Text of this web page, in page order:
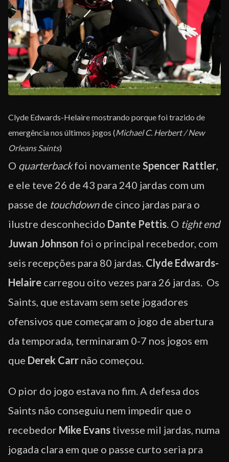
Clyde Edwards-Helaire mostrando porque foi trazido de
emergência nos últimos jogos (Michael C. Herbert / New
Orleans Saints)
O quarterbackfoi novamente Spencer Rattler,
e ele teve 26 de 43 para 240 jardas com um
passe de touchdownde cinco jardas para o
ilustre desconhecido Dante Pettis. O tight end
Juwan Johnson foi o principal recebedor, com
seis recepções para 80 jardas. Clyde Edwards-
Helaire carregou oito vezes para 26 jardas. Os
Saints, que estavam sem sete jogadores
ofensivos que começaram o jogo de abertura
da temporada, terminaram 0-7 nos jogos em
que Derek Carr não começou.
O pior do jogo estava no fim. A defesa dos
Saints não conseguiu nem impedir que o
recebedor Mike Evans tivesse mil jardas, numa
jogada clara em que o passe curto seria pra